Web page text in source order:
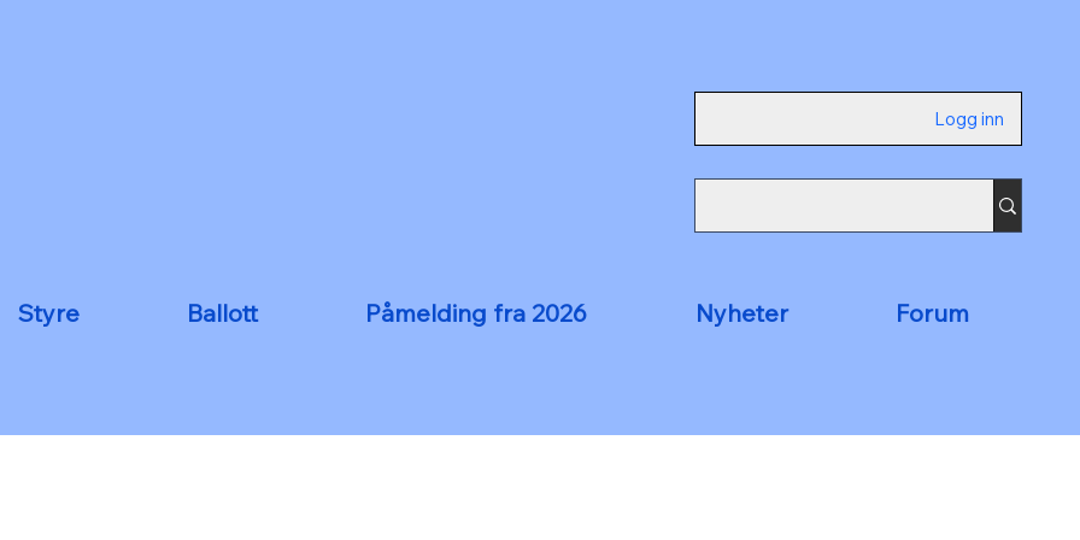
Logg inn
Styre Ballott Påmelding fra 2026 Nyheter Forum